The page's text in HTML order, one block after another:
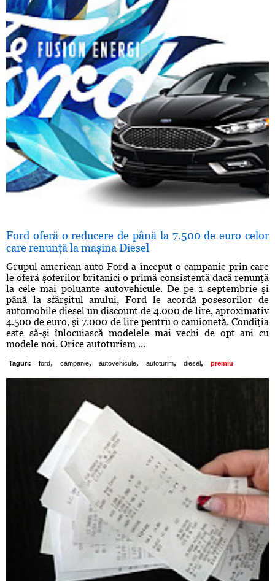
Ford oferă o reducere de până la 7.500 de euro celor
care renunţă la maşina Diesel
Grupul american auto Ford a început o campanie prin care
le oferă şoferilor britanici o primă consistentă dacă renunţă
la cele mai poluante autovehicule. De pe 1 septembrie şi
până la sfârşitul anului, Ford le acordă posesorilor de
automobile diesel un discount de 4.000 de lire, aproximativ
4.500 de euro, şi 7.000 de lire pentru o camionetă. Condiţia
este să-şi înlocuiască modelele mai vechi de opt ani cu
modele noi. Orice autoturism ...
Taguri: ford, campanie, autovehicule, autoturim, diesel , premiu